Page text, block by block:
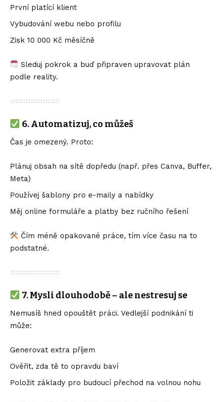
První platící klient
Vybudování webu nebo profilu
Zisk 10 000 Kč měsíčně
Sleduj pokrok a buď připraven upravovat plán
podle reality.
6.Automatizuj, co můžeš
Čas je omezený. Proto:
Plánuj obsah na sítě dopředu (např. přes Canva, Buffer,
Meta)
Používej šablony pro e-maily a nabídky
Měj online formuláře a platby bez ručního řešení
Čím méně opakované práce, tím více času na to
podstatné.
7.Mysli dlouhodobě – ale nestresuj se
Nemusíš hned opouštět práci. Vedlejší podnikání ti
může:
Generovat extra příjem
Ověřit, zda tě to opravdu baví
Položit základy pro budoucí přechod na volnou nohu